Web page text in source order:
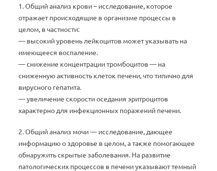
1. Общий анализ крови – исследование, которое
отражает происходящие в организме процессы в
целом, в частности:
— высокий уровень лейкоцитов может указывать на
имеющееся воспаление.
— снижение концентрации тромбоцитов — на
сниженную активность клеток печени, что типично для
вирусного гепатита.
— увеличение скорости оседания эритроцитов
характерно для инфекционных поражений печени.
2. Общий анализ мочи — исследование, дающее
информацию о здоровье в целом, а также помогающее
обнаружить скрытые заболевания. На развитие
патологических процессов в печени указывают темный